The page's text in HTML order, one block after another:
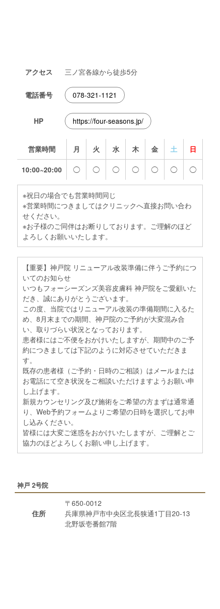
アクセス 三ノ宮各線から徒歩5分
電話番号 078-321-1121
HP https://four-seasons.jp/
営業時間 月 火 水 木 金 土 日
10:00~20:00 ◯ ◯ ◯ ◯ ◯ ◯ ◯
※祝日の場合でも営業時間同じ
※営業時間につきましてはクリニックへ直接お問い合わ
せください。
※お子様のご同伴はお断りしております。ご理解のほど
よろしくお願いいたします。
【重要】神戸院 リニューアル改装準備に伴うご予約につ
いてのお知らせ
いつもフォーシーズンズ美容皮膚科 神戸院をご愛顧いた
だき、誠にありがとうございます。
この度、当院ではリニューアル改装の準備期間に入るた
め、8月末までの期間、神戸院のご予約が大変混み合
い、取りづらい状況となっております。
患者様にはご不便をおかけいたしますが、期間中のご予
約につきましては下記のように対応させていただきま
す。
既存の患者様（ご予約・日時のご相談）はメールまたは
お電話にて空き状況をご相談いただけますようお願い申
し上げます。
新規カウンセリング及び施術をご希望の方まずは通常通
り、Web予約フォームよりご希望の日時を選択してお申
し込みください。
皆様には大変ご迷惑をおかけいたしますが、ご理解とご
協力のほどよろしくお願い申し上げます。
神戸 2号院
住所
〒650-0012
兵庫県神戸市中央区北長狭通1丁目20-13
北野坂壱番館7階